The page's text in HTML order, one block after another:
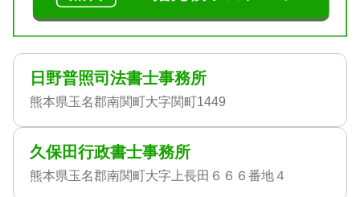
日野普照司法書士事務所
熊本県玉名郡南関町大字関町1449
久保田行政書士事務所
熊本県玉名郡南関町大字上長田６６６番地４